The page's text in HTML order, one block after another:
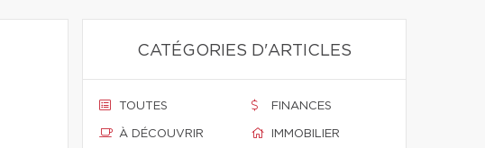
CATÉGORIES D'ARTICLES
TOUTES
À DÉCOUVRIR
FINANCES
IMMOBILIER